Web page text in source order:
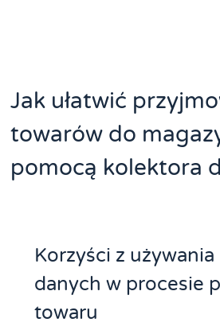
Jak ułatwić
towarów do
pomocą kolektora
Korzyści z
danych w procesie
towaru